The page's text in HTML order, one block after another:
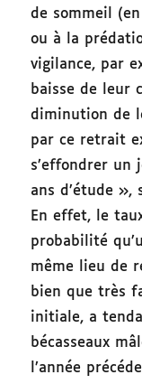
de sommeil
ou à la
vigilance, par
baisse de leur
diminution de
par ce retrait
s’effondrer un
ans d’étude »,
En effet, le
probabilité
même lieu de
bien que très
initiale, a
bécasseaux
l’année